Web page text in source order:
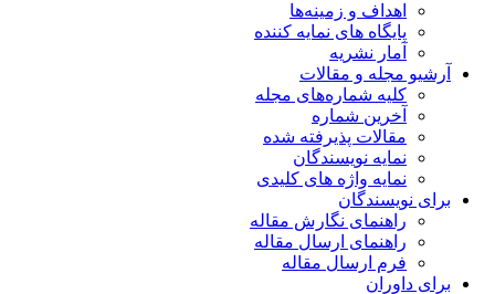
اهداف و زمینه‌ها
پایگاه های نمایه کننده
آمار نشریه
مجله و مقالات
کلیه شماره‌های مجله
آخرین شماره
مقالات پذیرفته شده
نمایه نویسندگان
نمایه واژه های کلیدی
نویسندگان
راهنمای نگارش مقاله
راهنمای ارسال مقاله
فرم ارسال مقاله
داوران